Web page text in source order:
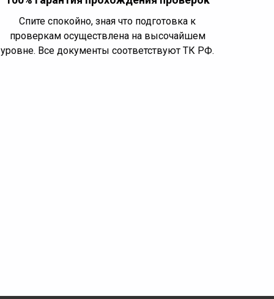
Спите спокойно, зная что подготовка к
проверкам осуществлена на высочайшем
уровне. Все документы соответствуют ТК РФ.